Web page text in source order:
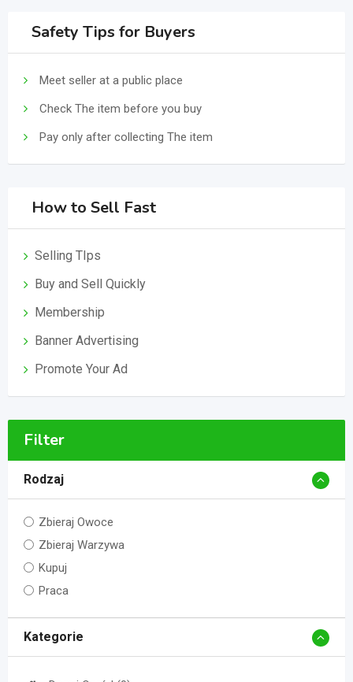
Safety Tips for Buyers
Meet seller at a public place
Check The item before you buy
Pay only after collecting The item
How to Sell Fast
Selling TIps
Buy and Sell Quickly
Membership
Banner Advertising
Promote Your Ad
Filter
Rodzaj
Zbieraj Owoce
Zbieraj Warzywa
Kupuj
Praca
Kategorie